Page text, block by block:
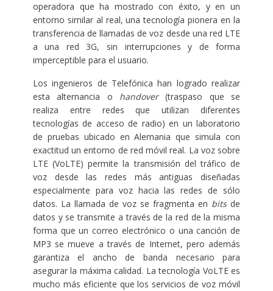
operadora que ha mostrado con éxito, y en un
entorno similar al real, una tecnología pionera en la
transferencia de llamadas de voz desde una red LTE
a una red 3G, sin interrupciones y de forma
imperceptible para el usuario.
Los ingenieros de Telefónica han logrado realizar
esta alternancia o handover(traspaso que se
realiza entre redes que utilizan diferentes
tecnologías de acceso de radio) en un laboratorio
de pruebas ubicado en Alemania que simula con
exactitud un entorno de red móvil real. La voz sobre
LTE (VoLTE) permite la transmisión del tráfico de
voz desde las redes más antiguas diseñadas
especialmente para voz hacia las redes de sólo
datos. La llamada de voz se fragmenta en bitsde
datos y se transmite a través de la red de la misma
forma que un correo electrónico o una canción de
MP3 se mueve a través de Internet, pero además
garantiza el ancho de banda necesario para
asegurar la máxima calidad. La tecnología VoLTE es
mucho más eficiente que los servicios de voz móvil